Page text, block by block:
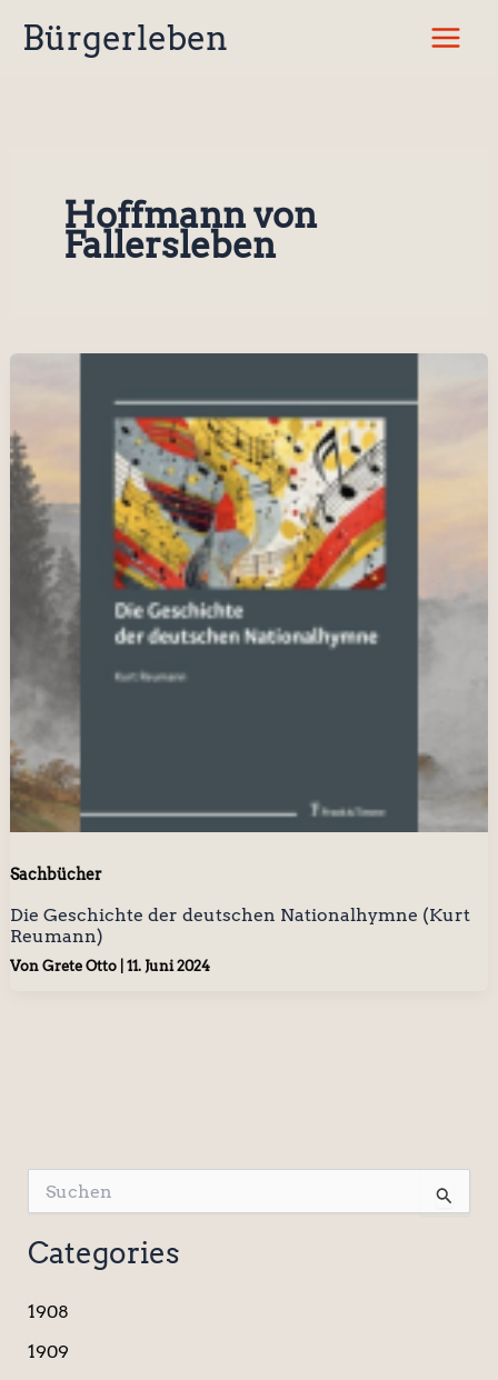
InhaltBürgerleben
Hoffmann von
Fallersleben
Sachbücher
Die Geschichte der deutschen Nationalhymne (Kurt
Reumann)
Von Grete Otto 11. Juni 2024
u
c
h
n
a
Categories
1908
1909